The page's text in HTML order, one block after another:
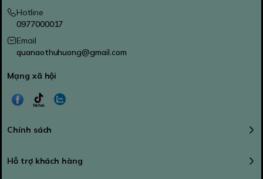
Hotline
0977000017
Email
quanaothuhuong@gmail.com
Mạng xã hội
Chính sách
Hỗ trợ khách hàng